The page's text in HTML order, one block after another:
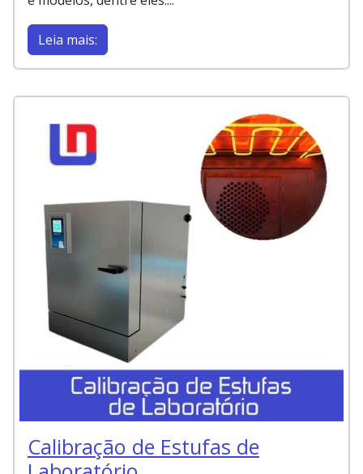
Leia mais:
Calibração de Estufas de